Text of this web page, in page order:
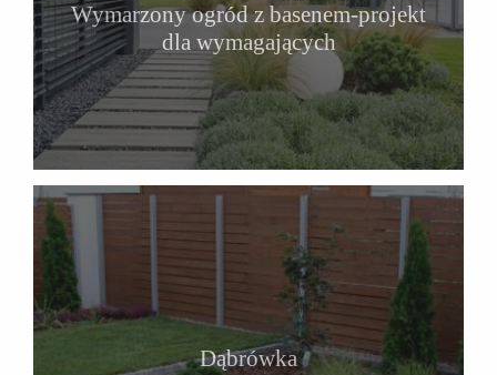
Wymarzony ogród z basenem-projekt
dla wymagających
Dąbrówka